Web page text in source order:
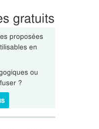
gratuits
proposées
en
ou
?